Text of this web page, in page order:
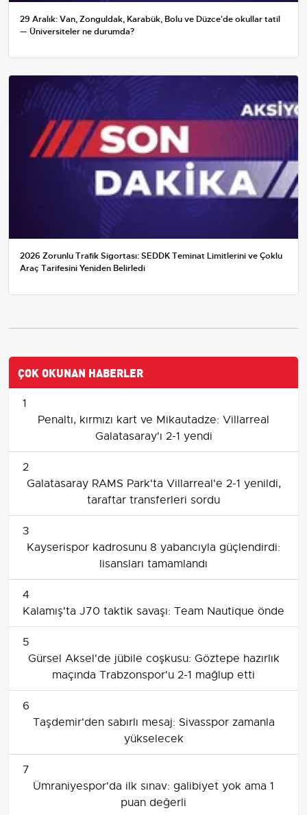
29 Aralık: Van, Zonguldak, Karabük, Bolu ve Düzce'de okullar tatil
— Üniversiteler ne durumda?
2026 Zorunlu Trafik Sigortası: SEDDK Teminat Limitlerini ve Çoklu
Araç Tarifesini Yeniden Belirledi
ÇOK OKUNAN HABERLER
1
Penaltı, kırmızı kart ve Mikautadze: Villarreal
Galatasaray'ı 2-1 yendi
2
Galatasaray RAMS Park'ta Villarreal'e 2-1 yenildi,
taraftar transferleri sordu
3
Kayserispor kadrosunu 8 yabancıyla güçlendirdi:
lisansları tamamlandı
4
Kalamış'ta J70 taktik savaşı: Team Nautique önde
5
Gürsel Aksel'de jübile coşkusu: Göztepe hazırlık
maçında Trabzonspor'u 2-1 mağlup etti
6
Taşdemir'den sabırlı mesaj: Sivasspor zamanla
yükselecek
7
Ümraniyespor'da ilk sınav: galibiyet yok ama 1
puan değerli